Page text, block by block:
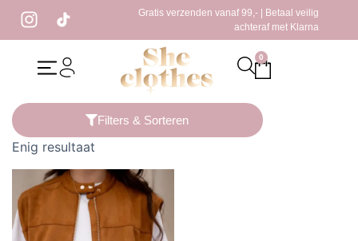
Gratis verzenden vanaf 99,- | Betaal veilig
achteraf met Klarna
0
/ Producten getagged “gilet creme”
Filters & Sorteren
Enig resultaat